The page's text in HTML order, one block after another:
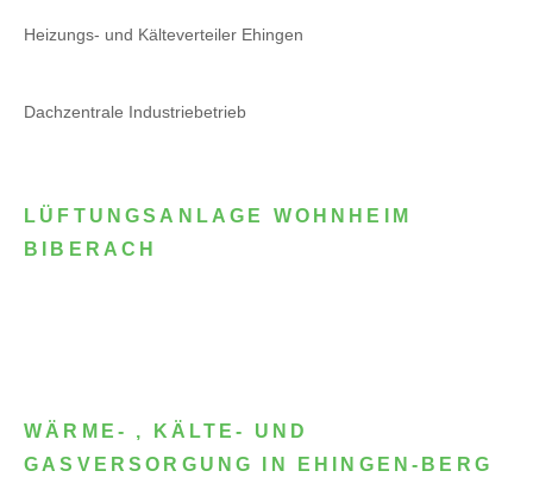
Heizungs- und Kälteverteiler Ehingen
Dachzentrale Industriebetrieb
LÜFTUNGSANLAGE WOHNHEIM
BIBERACH
WÄRME- , KÄLTE- UND
GASVERSORGUNG IN EHINGEN-BERG